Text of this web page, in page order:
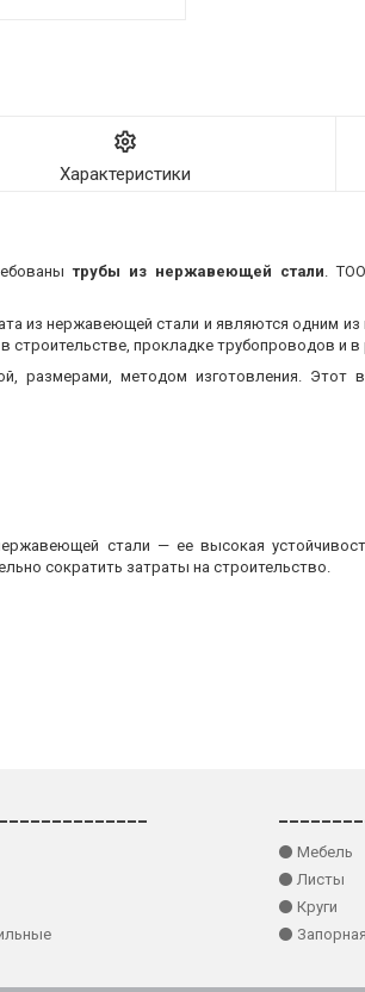
Характеристики
трубы из нержавеющей стали.
из нержавеющей стали и являются одним
прокладке трубопроводов и в
размерами, методом изготовления. Этот
стали — ее высокая
сократить затраты на строительство.
⚫ Мебель
⚫ Листы
⚫ Круги
⚫